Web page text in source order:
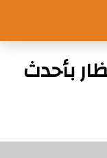
بأحدث